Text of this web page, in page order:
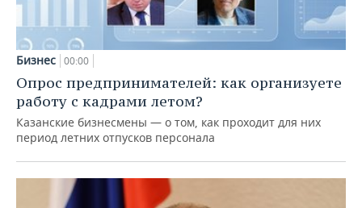
Бизнес 00:00
Опрос предпринимателей: как организуете
работу с кадрами летом?
Казанские бизнесмены — о том, как проходит для них
период летних отпусков персонала